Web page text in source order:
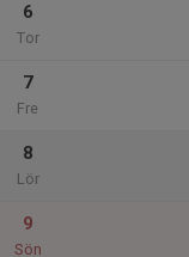
6
Tor
7
Fre
8
Lör
9
Sön